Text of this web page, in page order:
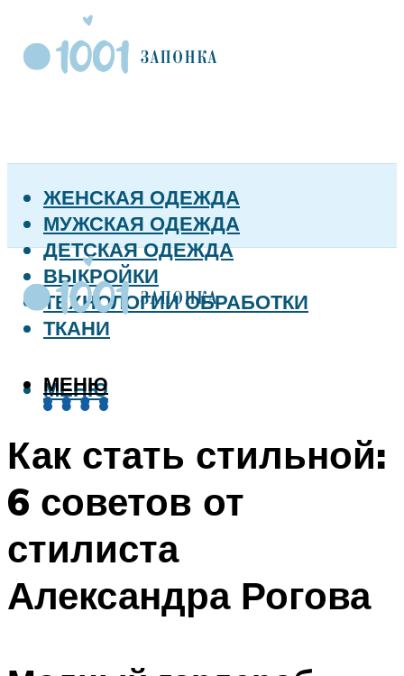
ЖЕНСКАЯ ОДЕЖДА
МУЖСКАЯ ОДЕЖДА
ДЕТСКАЯ ОДЕЖДА
ВЫКРОЙКИ
ТЕХНОЛОГИИ ОБРАБОТКИ
ТКАНИ
МЕНЮ
МЕНЮ
Как стать стильной:
6 советов от
стилиста
Александра Рогова